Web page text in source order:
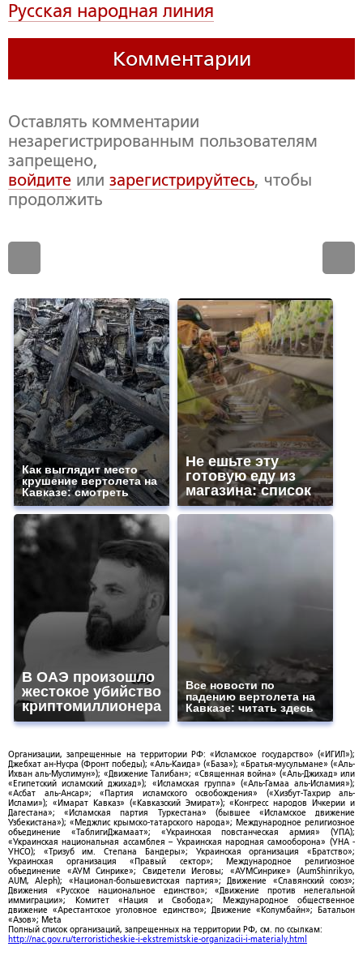
Русская народная линия
Комментарии
Оставлять комментарии
незарегистрированным пользователям
запрещено,
войдите или зарегистрируйтесь, чтобы
продолжить
Как выглядит место
крушение вертолета на
Кавказе: смотреть
Не ешьте эту
готовую еду из
магазина: список
В ОАЭ произошло
жестокое убийство
криптомиллионера
Все новости по
падению вертолета на
Кавказе: читать здесь
Организации, запрещенные на территории РФ: «Исламское государство» («ИГИЛ»);
Джебхат ан-Нусра (Фронт победы); «Аль-Каида» («База»); «Братья-мусульмане» («Аль-
Ихван аль-Муслимун»); «Движение Талибан»; «Священная война» («Аль-Джихад» или
«Египетский исламский джихад»); «Исламская группа» («Аль-Гамаа аль-Исламия»);
«Асбат аль-Ансар»; «Партия исламского освобождения» («Хизбут-Тахрир аль-
Ислами»); «Имарат Кавказ» («Кавказский Эмират»); «Конгресс народов Ичкерии и
Дагестана»; «Исламская партия Туркестана» (бывшее «Исламское движение
Узбекистана»); «Меджлис крымско-татарского народа»; Международное религиозное
объединение «ТаблигиДжамаат»; «Украинская повстанческая армия» (УПА);
«Украинская национальная ассамблея – Украинская народная самооборона» (УНА -
УНСО); «Тризуб им. Степана Бандеры»; Украинская организация «Братство»;
Украинская организация «Правый сектор»; Международное религиозное
объединение «АУМ Синрике»; Свидетели Иеговы; «АУМСинрике» (AumShinrikyo,
AUM, Aleph); «Национал-большевистская партия»; Движение «Славянский союз»;
Движения «Русское национальное единство»; «Движение против нелегальной
иммиграции»; Комитет «Нация и Свобода»; Международное общественное
движение «Арестантское уголовное единство»; Движение «Колумбайн»; Батальон
«Азов»; Meta
Полный список организаций, запрещенных на территории РФ, см. по ссылкам:
http://nac.gov.ru/terroristicheskie-i-ekstremistskie-organizacii-i-materialy.html